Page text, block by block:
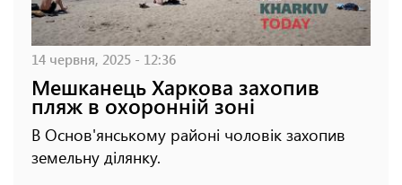
14 червня, 2025 - 12:36
Мешканець Харкова захопив
пляж в охоронній зоні
В Основ'янському районі чоловік захопив
земельну ділянку.